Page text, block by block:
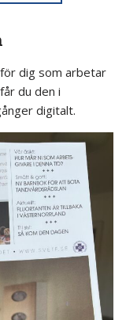
dig som arbetar
du den i
digitalt.